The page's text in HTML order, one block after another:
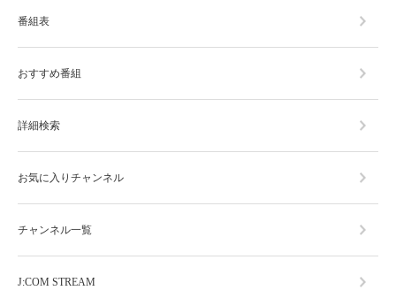
番組表
おすすめ番組
詳細検索
お気に入りチャンネル
チャンネル一覧
J:COM STREAM